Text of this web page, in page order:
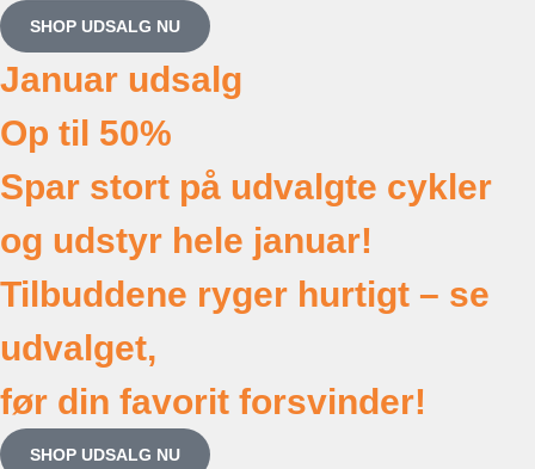
SHOP UDSALG NU
Januar udsalg
Op til 50%
Spar stort på udvalgte cykler
og udstyr hele januar!
Tilbuddene ryger hurtigt – se
udvalget,
før din favorit forsvinder!
SHOP UDSALG NU